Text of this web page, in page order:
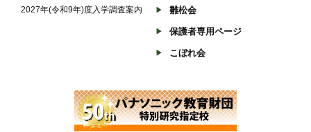
2027年(令和9年)度入学調査案内
雛松会
保護者専用ページ
こぼれ会